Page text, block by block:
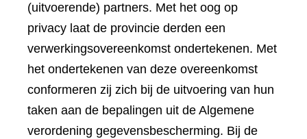
(uitvoerende) partners. Met het oog op
privacy laat de provincie derden een
verwerkingsovereenkomst ondertekenen. Met
het ondertekenen van deze overeenkomst
conformeren zij zich bij de uitvoering van hun
taken aan de bepalingen uit de Algemene
verordening gegevensbescherming. Bij de